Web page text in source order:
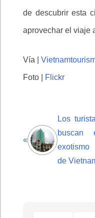
de descubrir esta
aprovechar el viaje
Vía |
Foto | Flickr
«
Los
buscan
exotismo
de